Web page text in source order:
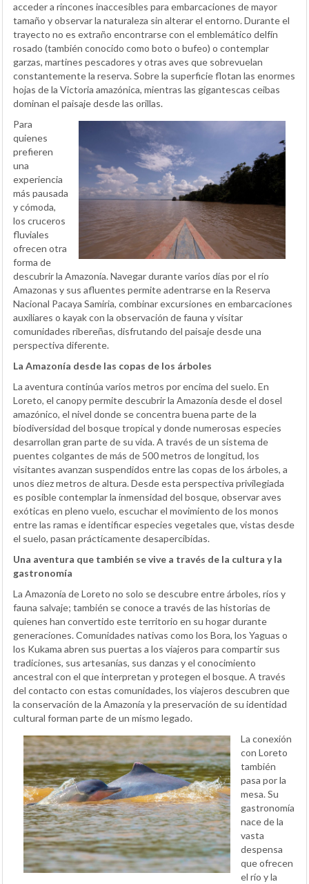
acceder a rincones inaccesibles para embarcaciones de mayor
tamaño y observar la naturaleza sin alterar el entorno. Durante el
trayecto no es extraño encontrarse con el emblemático delfín
rosado (también conocido como boto o bufeo) o contemplar
garzas, martines pescadores y otras aves que sobrevuelan
constantemente la reserva. Sobre la superficie flotan las enormes
hojas de la Victoria amazónica, mientras las gigantescas ceibas
dominan el paisaje desde las orillas.
Para
quienes
prefieren
una
experiencia
más pausada
y cómoda,
los cruceros
fluviales
ofrecen otra
forma de
descubrir la Amazonía. Navegar durante varios días por el río
Amazonas y sus afluentes permite adentrarse en la Reserva
Nacional Pacaya Samiria, combinar excursiones en embarcaciones
auxiliares o kayak con la observación de fauna y visitar
comunidades ribereñas, disfrutando del paisaje desde una
perspectiva diferente.
La Amazonía desde las copas de los árboles
La aventura continúa varios metros por encima del suelo. En
Loreto, el canopy permite descubrir la Amazonía desde el dosel
amazónico, el nivel donde se concentra buena parte de la
biodiversidad del bosque tropical y donde numerosas especies
desarrollan gran parte de su vida. A través de un sistema de
puentes colgantes de más de 500 metros de longitud, los
visitantes avanzan suspendidos entre las copas de los árboles, a
unos diez metros de altura. Desde esta perspectiva privilegiada
es posible contemplar la inmensidad del bosque, observar aves
exóticas en pleno vuelo, escuchar el movimiento de los monos
entre las ramas e identificar especies vegetales que, vistas desde
el suelo, pasan prácticamente desapercibidas.
Una aventura que también se vive a través de la cultura y la
gastronomía
La Amazonía de Loreto no solo se descubre entre árboles, ríos y
fauna salvaje; también se conoce a través de las historias de
quienes han convertido este territorio en su hogar durante
generaciones. Comunidades nativas como los Bora, los Yaguas o
los Kukama abren sus puertas a los viajeros para compartir sus
tradiciones, sus artesanías, sus danzas y el conocimiento
ancestral con el que interpretan y protegen el bosque. A través
del contacto con estas comunidades, los viajeros descubren que
la conservación de la Amazonía y la preservación de su identidad
cultural forman parte de un mismo legado.
La conexión
con Loreto
también
pasa por la
mesa. Su
gastronomía
nace de la
vasta
despensa
que ofrecen
el río y la